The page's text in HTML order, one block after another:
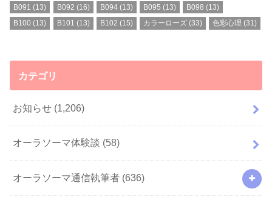
B091 (13) B092 (16) B094(13) B095 (13) B098 (13)
B100 (13) B101 (13) B102 (15) カラーローズ (33) 色彩心理 (31)
カテゴリ
お知らせ (1,206)
オーラソーマ体験談 (58)
オーラソーマ通信執筆者 (636)